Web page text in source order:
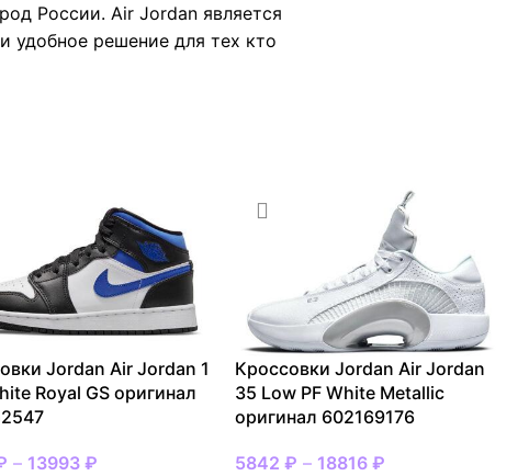
России. Air Jordan является
удобное решение для тех кто
Jordan Air Jordan 1
Royal GS оригинал
– 13993₽
Кроссовки Jordan Air Jordan
35 Low PF White Metallic
оригинал 602169176
5842₽ – 18816₽